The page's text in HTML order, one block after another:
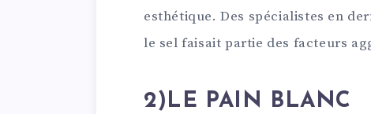
esthétique. Des spécialistes en
le sel faisait partie des facteurs
2)LE PAIN BLANC